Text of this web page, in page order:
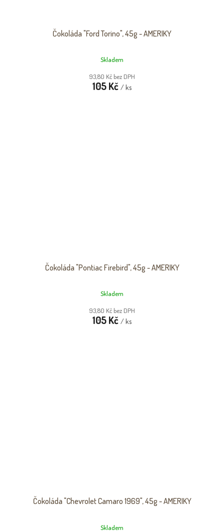
Čokoláda "Ford Torino", 45g - AMERIKY
Skladem
93,80 Kč bez DPH
105 Kč / ks
Čokoláda "Pontiac Firebird", 45g - AMERIKY
Skladem
93,80 Kč bez DPH
105 Kč / ks
Čokoláda "Chevrolet Camaro 1969", 45g - AMERIKY
Skladem